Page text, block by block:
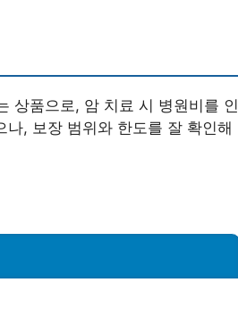
상품으로, 암 치료 시 병원비를 인
, 보장 범위와 한도를 잘 확인해